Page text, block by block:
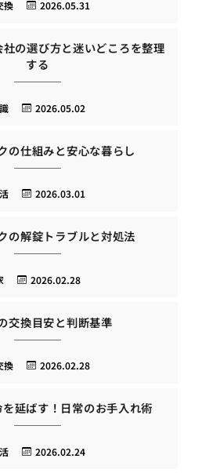
2026.05.31
換
の選び方と迷いどころを整理
する
2026.05.02
の仕組みと安心な暮らし
2026.03.01
の解錠トラブルと対処法
2026.02.28
交換目安と判断基準
2026.02.28
換
延ばす！日常のお手入れ術
2026.02.24